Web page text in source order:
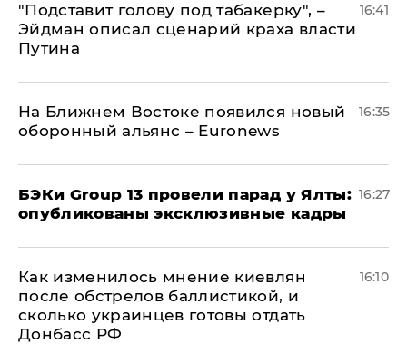
​"Подставит голову под табакерку", –
Эйдман описал сценарий краха власти
Путина
16:41
На Ближнем Востоке появился новый
оборонный альянс – Euronews
16:35
​БЭКи Group 13 провели парад у Ялты:
опубликованы эксклюзивные кадры
16:27
Как изменилось мнение киевлян
после обстрелов баллистикой, и
сколько украинцев готовы отдать
Донбасс РФ
16:10